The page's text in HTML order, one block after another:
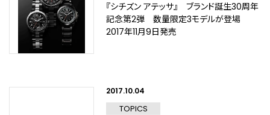
『シチズン アテッサ』 ブランド誕生30周年
記念第2弾 数量限定3モデルが登場
2017年11月9日発売
2017.10.04
TOPICS